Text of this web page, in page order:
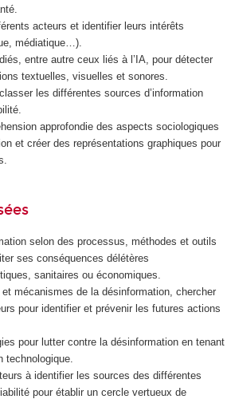
acteurs et identifier leurs intérêts
médiatique…).
entre autre ceux liés à l’IA, pour détecter
textuelles, visuelles et sonores.
les différentes sources d’information
approfondie des aspects sociologiques
et créer des représentations graphiques pour
selon des processus, méthodes et outils
ses conséquences délétères
sanitaires ou économiques.
mécanismes de la désinformation, chercher
pour identifier et prévenir les futures actions
pour lutter contre la désinformation en tenant
technologique.
à identifier les sources des différentes
pour établir un cercle vertueux de